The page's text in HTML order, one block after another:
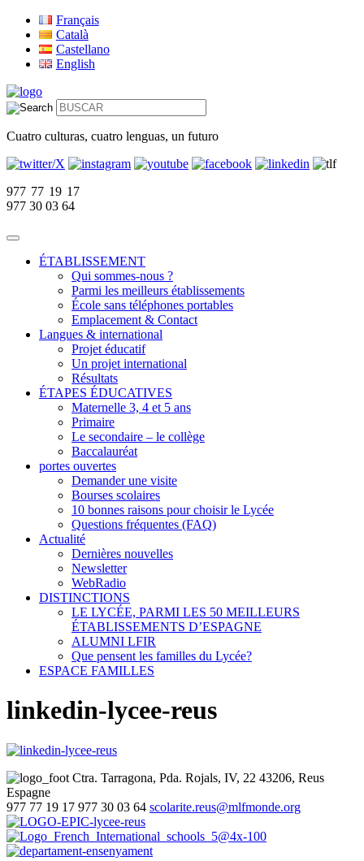
Français
Català
Castellano
English
Cuatro culturas, cuatro lenguas, un futuro
977 77 19 17
977 30 03 64
ÉTABLISSEMENT
Qui sommes-nous ?
Parmi les meilleurs établissements
École sans téléphones portables
Emplacement & Contact
Langues & international
Projet éducatif
Un projet international
Résultats
ÉTAPES ÉDUCATIVES
Maternelle 3, 4 et 5 ans
Primaire
Le secondaire – le collège
Baccalauréat
portes ouvertes
Demander une visite
Bourses scolaires
10 bonnes raisons pour choisir le Lycée
Questions fréquentes (FAQ)
Actualité
Dernières nouvelles
Newsletter
WebRadio
DISTINCTIONS
LE LYCÉE, PARMI LES 50 MEILLEURS
ÉTABLISSEMENTS D’ESPAGNE
ALUMNI LFIR
Que pensent les familles du Lycée?
ESPACE FAMILLES
linkedin-lycee-reus
Ctra. Tarragona, Pda. Rojals, IV, 22 43206, Reus
Espagne
977 77 19 17 977 30 03 64 scolarite.reus@mlfmonde.org